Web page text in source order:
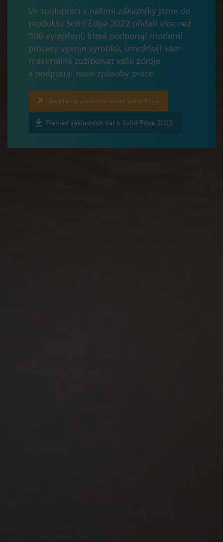
Ve spolupráci s našimi zákazníky jsme do
produktu Solid Edge 2022 přidali více než
500 vylepšení, která podporují moderní
procesy vývoje výrobků, umožňují vám
maximálně zužitkovat vaše zdroje
a podporují nové způsoby práce.
Bezplatná zkušební verze Solid Edge
Přehled základních dat k Solid Edge 2022